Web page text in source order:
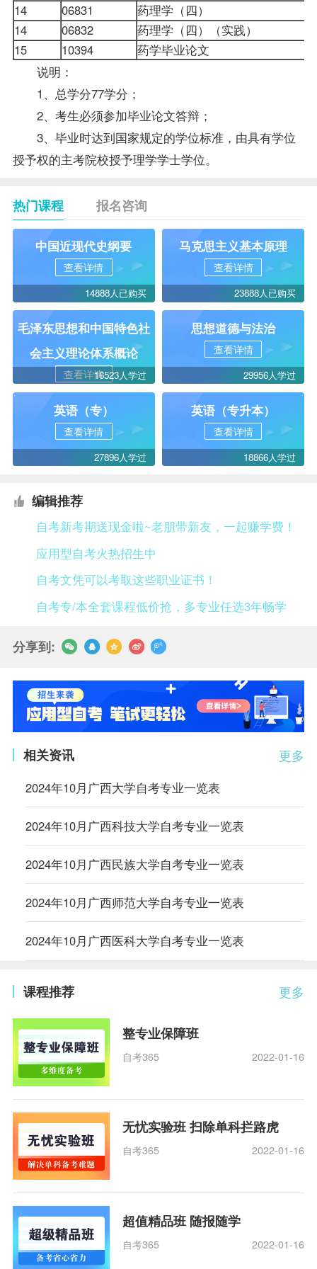
14
06831 药理学 （ 四 ）
14 06832 药理学 （ 四 ）（实践）
15 10394 药学毕业论文
说明：
1、总学分77学分；
2、考生必须参加毕业论文答辩；
3、毕业时达到国家规定的学位标准，由具有学位
授予权的主考院校授予理学学士学位。
热门课程 报名咨询
中国近现代史纲要
查看详情
14888人已购买
马克思主义基本原理
查看详情
23888人已购买
毛泽东思想和中国特色社
会主义理论体系概论
查看详情16523人学过
思想道德与法治
查看详情
29956人学过
英语（专）
查看详情
27896人学过
英语（专升本）
查看详情
18866人学过
编辑推荐
自考新考期送现金啦~老朋带新友，一起赚学费！
应用型自考火热招生中
自考文凭可以考取这些职业证书！
自考专/本全套课程低价抢，多专业任选3年畅学
分享到:
更多
相关资讯
2024年10月广西大学自考专业一览表
2024年10月广西科技大学自考专业一览表
2024年10月广西民族大学自考专业一览表
2024年10月广西师范大学自考专业一览表
2024年10月广西医科大学自考专业一览表
更多
课程推荐
整专业保障班
自考365 2022-01-16
无忧实验班 扫除单科拦路虎
自考365 2022-01-16
超值精品班 随报随学
自考365 2022-01-16